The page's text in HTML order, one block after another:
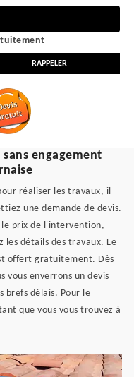
engagement
réaliser les travaux, il
une demande de devis.
le prix de l'intervention,
les détails des travaux. Le
offert gratuitement. Dès
vous enverrons un devis
brefs délais. Pour le
que vous vous trouvez à